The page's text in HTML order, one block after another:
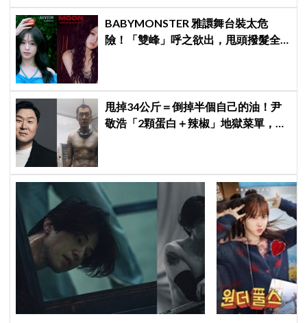
BABYMONSTER 雅譞舞台裝太危
險！「雙峰」呼之欲出，甩頭撥髮全
甩掉34公斤＝倒掉半個自己的油！尹
敬浩「2顆蛋白＋辣椒」地獄菜單，你